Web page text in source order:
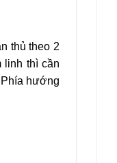
thủ theo 2
linh thì cần
hướng